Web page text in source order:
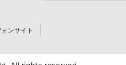
ンサイト